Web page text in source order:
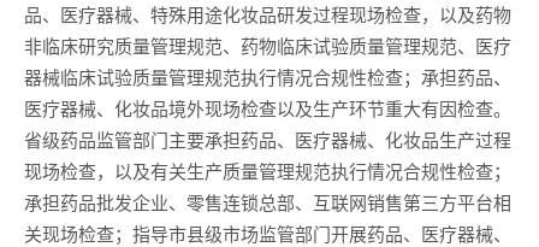
品、医疗器械、特殊用途化妆品研发过程现场检查，以及药物
非临床研究质量管理规范、药物临床试验质量管理规范、医疗
器械临床试验质量管理规范执行情况合规性检查；承担药品、
医疗器械、化妆品境外现场检查以及生产环节重大有因检查。
省级药品监管部门主要承担药品、医疗器械、化妆品生产过程
现场检查，以及有关生产质量管理规范执行情况合规性检查；
承担药品批发企业、零售连锁总部、互联网销售第三方平台相
关现场检查；指导市县级市场监管部门开展药品、医疗器械、